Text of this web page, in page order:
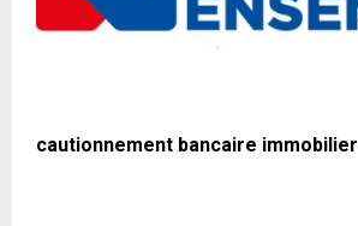
cautionnement bancaire immobilier